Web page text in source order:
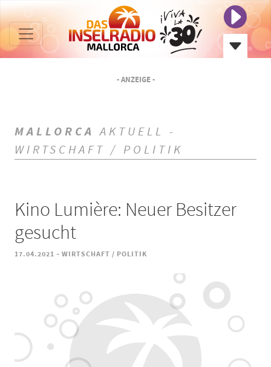
- ANZEIGE -
MALLORCA AKTUELL -
WIRTSCHAFT / POLITIK
Kino Lumière: Neuer Besitzer
gesucht
17.04.2021 - WIRTSCHAFT / POLITIK